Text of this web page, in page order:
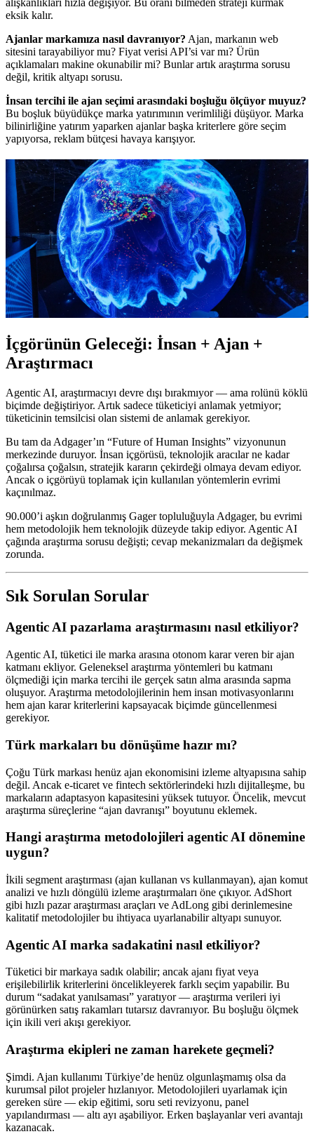
alışkanlıkları hızla değişiyor. Bu oranı bilmeden strateji kurmak
eksik kalır.
Ajanlar markamıza nasıl davranıyor? Ajan, markanın web
sitesini tarayabiliyor mu? Fiyat verisi API’si var mı? Ürün
açıklamaları makine okunabilir mi? Bunlar artık araştırma sorusu
değil, kritik altyapı sorusu.
İnsan tercihi ile ajan seçimi arasındaki boşluğu ölçüyor muyuz?
Bu boşluk büyüdükçe marka yatırımının verimliliği düşüyor. Marka
bilinirliğine yatırım yaparken ajanlar başka kriterlere göre seçim
yapıyorsa, reklam bütçesi havaya karışıyor.
İçgörünün Geleceği: İnsan + Ajan +
Araştırmacı
Agentic AI, araştırmacıyı devre dışı bırakmıyor — ama rolünü köklü
biçimde değiştiriyor. Artık sadece tüketiciyi anlamak yetmiyor;
tüketicinin temsilcisi olan sistemi de anlamak gerekiyor.
Bu tam da Adgager’ın “Future of Human Insights” vizyonunun
merkezinde duruyor. İnsan içgörüsü, teknolojik aracılar ne kadar
çoğalırsa çoğalsın, stratejik kararın çekirdeği olmaya devam ediyor.
Ancak o içgörüyü toplamak için kullanılan yöntemlerin evrimi
kaçınılmaz.
90.000’i aşkın doğrulanmış Gager topluluğuyla Adgager, bu evrimi
hem metodolojik hem teknolojik düzeyde takip ediyor. Agentic AI
çağında araştırma sorusu değişti; cevap mekanizmaları da değişmek
zorunda.
Sık Sorulan Sorular
Agentic AI pazarlama araştırmasını nasıl etkiliyor?
Agentic AI, tüketici ile marka arasına otonom karar veren bir ajan
katmanı ekliyor. Geleneksel araştırma yöntemleri bu katmanı
ölçmediği için marka tercihi ile gerçek satın alma arasında sapma
oluşuyor. Araştırma metodolojilerinin hem insan motivasyonlarını
hem ajan karar kriterlerini kapsayacak biçimde güncellenmesi
gerekiyor.
Türk markaları bu dönüşüme hazır mı?
Çoğu Türk markası henüz ajan ekonomisini izleme altyapısına sahip
değil. Ancak e-ticaret ve fintech sektörlerindeki hızlı dijitalleşme, bu
markaların adaptasyon kapasitesini yüksek tutuyor. Öncelik, mevcut
araştırma süreçlerine “ajan davranışı” boyutunu eklemek.
Hangi araştırma metodolojileri agentic AI dönemine
uygun?
İkili segment araştırması (ajan kullanan vs kullanmayan), ajan komut
analizi ve hızlı döngülü izleme araştırmaları öne çıkıyor. AdShort
gibi hızlı pazar araştırması araçları ve AdLong gibi derinlemesine
kalitatif metodolojiler bu ihtiyaca uyarlanabilir altyapı sunuyor.
Agentic AI marka sadakatini nasıl etkiliyor?
Tüketici bir markaya sadık olabilir; ancak ajanı fiyat veya
erişilebilirlik kriterlerini öncelikleyerek farklı seçim yapabilir. Bu
durum “sadakat yanılsaması” yaratıyor — araştırma verileri iyi
görünürken satış rakamları tutarsız davranıyor. Bu boşluğu ölçmek
için ikili veri akışı gerekiyor.
Araştırma ekipleri ne zaman harekete geçmeli?
Şimdi. Ajan kullanımı Türkiye’de henüz olgunlaşmamış olsa da
kurumsal pilot projeler hızlanıyor. Metodolojileri uyarlamak için
gereken süre — ekip eğitimi, soru seti revizyonu, panel
yapılandırması — altı ayı aşabiliyor. Erken başlayanlar veri avantajı
kazanacak.